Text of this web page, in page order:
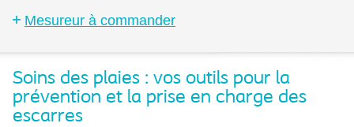
Mesureur à commander
Soins des plaies : vos outils pour la
prévention et la prise en charge des
escarres